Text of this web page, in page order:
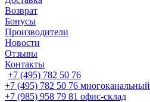
Возврат
Бонусы
Производители
Новости
Отзывы
Контакты
+7 (495) 782 50 76
+7 (495) 782 50 76 многоканальный
+7 (985) 958 79 81 офис-склад